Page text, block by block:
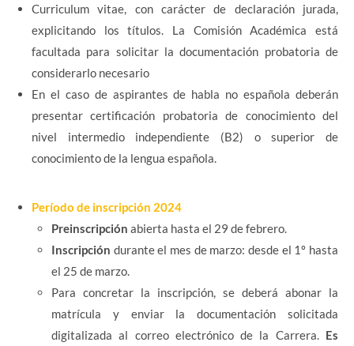
Curriculum vitae, con carácter de declaración jurada,
explicitando los títulos. La Comisión Académica está
facultada para solicitar la documentación probatoria de
considerarlo necesario
En el caso de aspirantes de habla no española deberán
presentar certificación probatoria de conocimiento del
nivel intermedio independiente (B2) o superior de
conocimiento de la lengua española.
Período de inscripción 2024
Preinscripción abierta hasta el 29 de febrero.
Inscripción durante el mes de marzo: desde el 1º hasta
el 25 de marzo.
Para concretar la inscripción, se deberá abonar la
matrícula y enviar la documentación solicitada
digitalizada al correo electrónico de la Carrera. Es